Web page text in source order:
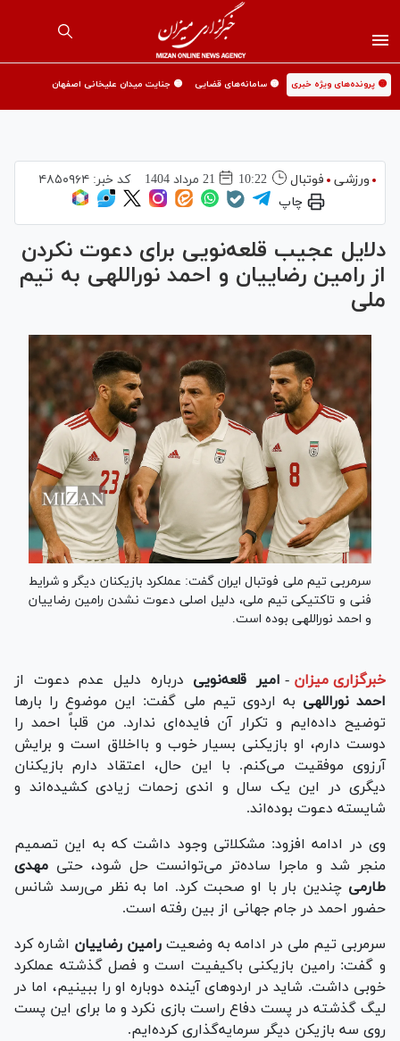
🟡 پرونده‌های ویژه خبری 🟡 سامانه‌های قضایی 🟡 جنایت میدان علیخانی اصفهان
ورزشی فوتبال 10:22 21 مرداد 1404 کد خبر: ۴۸۵۰۹۶۴
چاپ
دلایل عجیب قلعه‌نویی برای دعوت نکردن
از رامین رضاییان و احمد نوراللهی به تیم
ملی
سرمربی تیم ملی فوتبال ایران گفت: عملکرد بازیکنان دیگر و شرایط
فنی و تاکتیکی تیم ملی، دلیل اصلی دعوت نشدن رامین رضاییان
و احمد نوراللهی بوده است.
خبرگزاری میزان - امیر قلعه‌نویی درباره دلیل عدم دعوت از
احمد نوراللهی به اردوی تیم ملی گفت: این موضوع را بار‌ها
توضیح داده‌ایم و تکرار آن فایده‌ای ندارد. من قلباً احمد را
دوست دارم، او بازیکنی بسیار خوب و بااخلاق است و برایش
آرزوی موفقیت می‌کنم. با این حال، اعتقاد دارم بازیکنان
دیگری در این یک سال و اندی زحمات زیادی کشیده‌اند و
شایسته دعوت بوده‌اند.
وی در ادامه افزود: مشکلاتی وجود داشت که به این تصمیم
منجر شد و ماجرا ساده‌تر می‌توانست حل شود، حتی مهدی
طارمی چندین بار با او صحبت کرد. اما به نظر می‌رسد شانس
حضور احمد در جام جهانی از بین رفته است.
سرمربی تیم ملی در ادامه به وضعیت رامین رضاییان اشاره کرد
و گفت: رامین بازیکنی باکیفیت است و فصل گذشته عملکرد
خوبی داشت. شاید در اردو‌های آینده دوباره او را ببینیم، اما در
لیگ گذشته در پست دفاع راست بازی نکرد و ما برای این پست
روی سه بازیکن دیگر سرمایه‌گذاری کرده‌ایم.